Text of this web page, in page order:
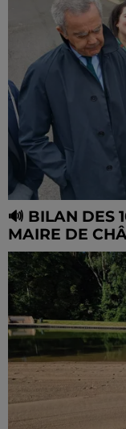
🔊 BILAN DES
MAIRE DE